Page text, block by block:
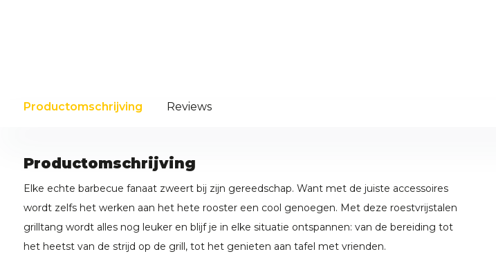
Productomschrijving Reviews
Productomschrijving
Elke echte barbecue fanaat zweert bij zijn gereedschap. Want met de juiste accessoires
wordt zelfs het werken aan het hete rooster een cool genoegen. Met deze roestvrijstalen
grilltang wordt alles nog leuker en blijf je in elke situatie ontspannen: van de bereiding tot
het heetst van de strijd op de grill, tot het genieten aan tafel met vrienden.